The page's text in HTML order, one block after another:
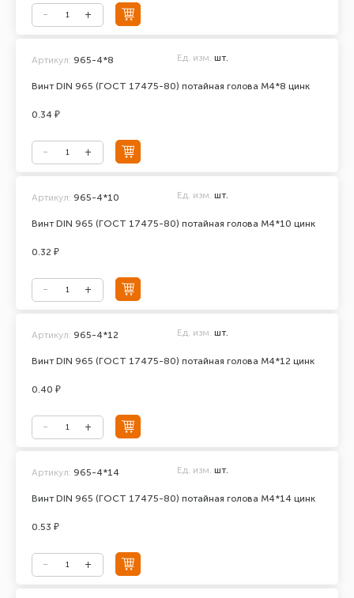
Винт DIN 965 (ГОСТ 17475-80) потайная голова М4*8 цинк
Артикул: 965-4*8 Ед. изм. шт.
0.34 ₽
Винт DIN 965 (ГОСТ 17475-80) потайная голова М4*10 цинк
Артикул: 965-4*10 Ед. изм. шт.
0.32 ₽
Винт DIN 965 (ГОСТ 17475-80) потайная голова М4*12 цинк
Артикул: 965-4*12 Ед. изм. шт.
0.40 ₽
Винт DIN 965 (ГОСТ 17475-80) потайная голова М4*14 цинк
Артикул: 965-4*14 Ед. изм. шт.
0.53 ₽